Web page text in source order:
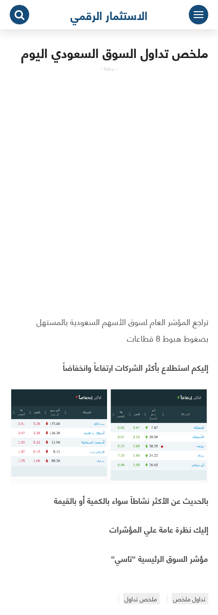
التجاوز
المحتوى
الاستثمار الرقمي
ملخص تداول السوق السعودي اليوم
- برعاية -
تراجع المؤشر العام لسوق الأسهم السعودية بالمستهل
بضغوط هبوط 8 قطاعات
إليكم استطلاع بأكثر الشركات ارتفاعاً وانخفاضاً
بالحديث عن الأكثر نشاطاّ سواء بالكمية أو بالقيمة
إليك نظرة عامة علي المؤشرات
مؤشر السوق الرئيسية “تاسي“
تداول ملخص ملخص تداول